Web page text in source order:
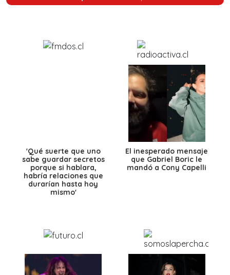
'Qué suerte que uno
sabe guardar secretos
porque si hablara,
habría relaciones que
durarían hasta hoy
mismo'
El inesperado mensaje
que Gabriel Boric le
mandó a Cony Capelli